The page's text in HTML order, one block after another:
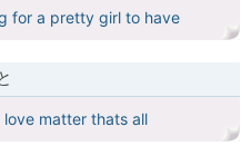
for a pretty girl to have
matter thats all